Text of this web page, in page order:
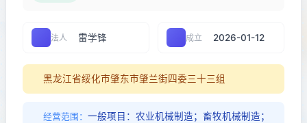
法人 雷学锋 成立 2026-01-12
黑龙江省绥化市肇东市肇兰街四委三十三组
经营范围： 一般项目：农业机械制造；畜牧机械制造；